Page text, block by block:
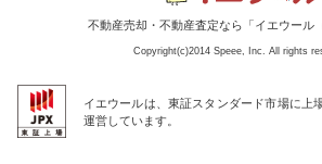
不動産売却・不動産査定なら「イエウール
Copyright(c)2014 Speee, Inc. All rights
イエウールは、東証スタンダード市場に上
運営しています。